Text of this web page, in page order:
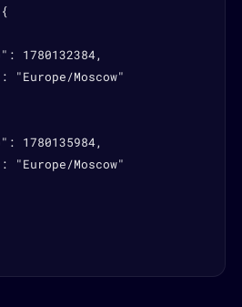
1780132384,
"Europe/Moscow"
1780135984,
"Europe/Moscow"